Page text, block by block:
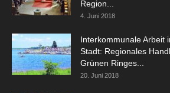
Region...
4. Juni 2018
Interkommunale Arbeit
Stadt: Regionales
Grünen Ringes...
20. Juni 2018